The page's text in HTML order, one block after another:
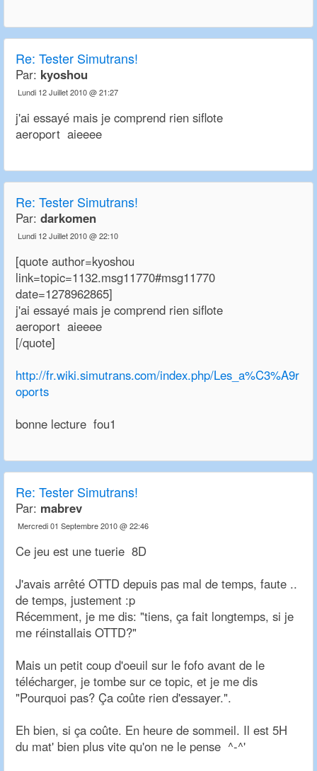
Re: Tester Simutrans!
Par: kyoshou
Lundi 12 Juillet 2010 @ 21:27
j'ai essayé mais je comprend rien siflote
aeroport aieeee
Re: Tester Simutrans!
Par: darkomen
Lundi 12 Juillet 2010 @ 22:10
[quote author=kyoshou
link=topic=1132.msg11770#msg11770
date=1278962865]
j'ai essayé mais je comprend rien siflote
aeroport aieeee
[/quote]
http://fr.wiki.simutrans.com/index.php/Les_a%C3%A9r
oports
bonne lecture fou1
Re: Tester Simutrans!
Par: mabrev
Mercredi 01 Septembre 2010 @ 22:46
Ce jeu est une tuerie 8D
J'avais arrêté OTTD depuis pas mal de temps, faute ..
de temps, justement :p
Récemment, je me dis: "tiens, ça fait longtemps, si je
me réinstallais OTTD?"
Mais un petit coup d'oeuil sur le fofo avant de le
télécharger, je tombe sur ce topic, et je me dis
"Pourquoi pas? Ça coûte rien d'essayer.".
Eh bien, si ça coûte. En heure de sommeil. Il est 5H
du mat' bien plus vite qu'on ne le pense ^-^'